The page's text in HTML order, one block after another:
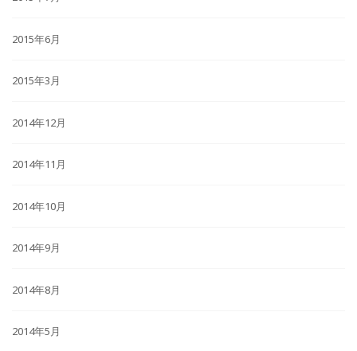
2015年6月
2015年3月
2014年12月
2014年11月
2014年10月
2014年9月
2014年8月
2014年5月